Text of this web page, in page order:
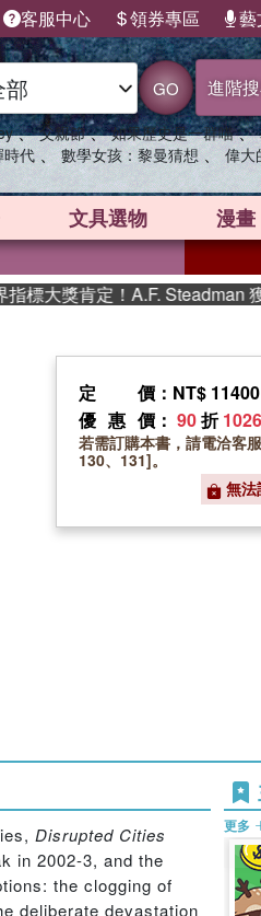
客服中心 領券專區 藝
GO 進階
、 父親節 、 如果歷史是一群喵 、
時代 、 數學女孩：黎曼猜想 、 偉大
文具選物 漫畫
大獎肯定！A.F. Steadman 獲
定價 ：NT$
優惠價 ： 90折
若需訂購本書，請電洽客
130、131]。
無法
Disrupted Cities
in 2002-3, and the
the clogging of
deliberate devastation
更多